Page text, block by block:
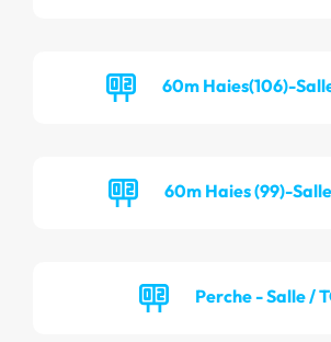
60m Haies(106)-
60m Haies (99)-
Perche - Salle /